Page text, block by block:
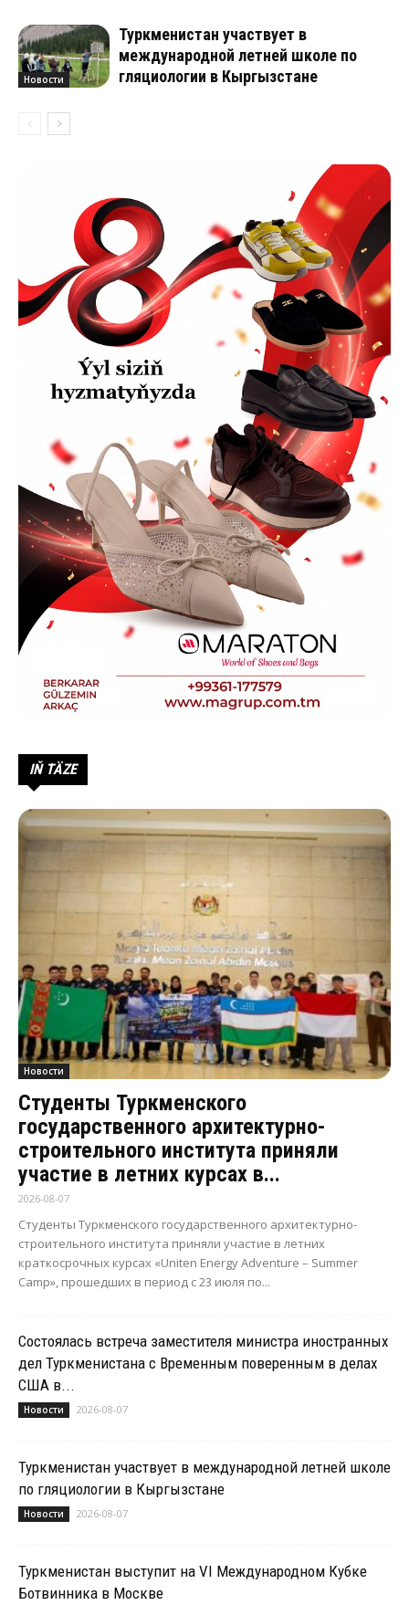
Новости
Туркменистан участвует в
международной летней школе по
гляциологии в Кыргызстане
IŇ TÄZE
Новости
Студенты Туркменского
государственного архитектурно-
строительного института приняли
участие в летних курсах в...
2026-08-07
Студенты Туркменского государственного архитектурно-
строительного института приняли участие в летних
краткосрочных курсах «Uniten Energy Adventure – Summer
Camp», прошедших в период с 23 июля по...
Состоялась встреча заместителя министра иностранных
дел Туркменистана с Временным поверенным в делах
США в...
Новости 2026-08-07
Туркменистан участвует в международной летней школе
по гляциологии в Кыргызстане
Новости 2026-08-07
Туркменистан выступит на VI Международном Кубке
Ботвинника в Москве